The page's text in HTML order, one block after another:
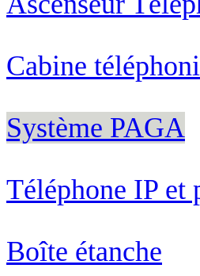
Cabine
Système PAGA
Téléphone IP et
Boîte étanche